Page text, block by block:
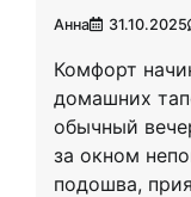
Анна 31.10.2025
Комфорт
домашних
обычный
за окном
подошва,